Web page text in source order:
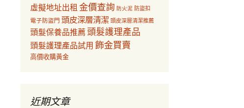
虛擬地址出租 金價查詢 防火泥 防盜扣
電子防盜門 頭皮深層清潔 頭皮深層清潔推薦
頭髮保養品推薦 頭髮護理產品
頭髮護理產品試用 飾金買賣
高價收購黃金
近期文章